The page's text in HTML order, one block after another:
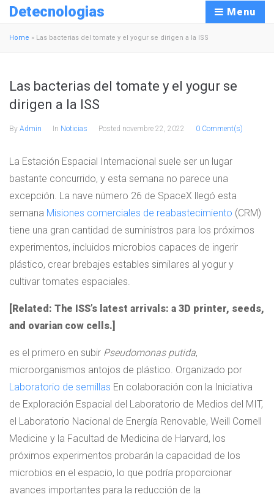
Detecnologias Menu
Home » Las bacterias del tomate y el yogur se dirigen a la ISS
Las bacterias del tomate y el yogur se
dirigen a la ISS
By Admin In Noticias Posted novembre 22, 2022 0 Comment(s)
La Estación Espacial Internacional suele ser un lugar
bastante concurrido, y esta semana no parece una
excepción. La nave número 26 de SpaceX llegó esta
semana Misiones comerciales de reabastecimiento (CRM)
tiene una gran cantidad de suministros para los próximos
experimentos, incluidos microbios capaces de ingerir
plástico, crear brebajes estables similares al yogur y
cultivar tomates espaciales.
[Related: The ISS’s latest arrivals: a 3D printer, seeds,
and ovarian cow cells.]
es el primero en subir Pseudomonas putida,
microorganismos antojos de plástico. Organizado por
Laboratorio de semillas En colaboración con la Iniciativa
de Exploración Espacial del Laboratorio de Medios del MIT,
el Laboratorio Nacional de Energía Renovable, Weill Cornell
Medicine y la Facultad de Medicina de Harvard, los
próximos experimentos probarán la capacidad de los
microbios en el espacio, lo que podría proporcionar
avances importantes para la reducción de la